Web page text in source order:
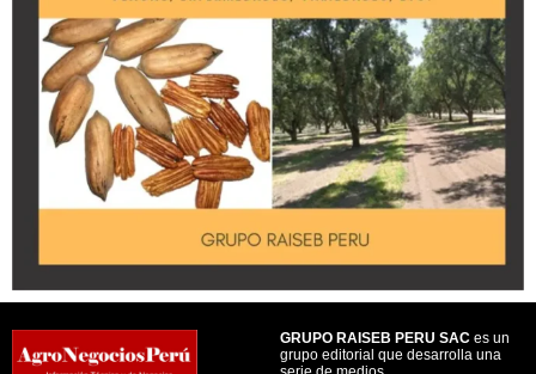
GRUPO RAISEB PERU SAC es un
grupo editorial que desarrolla una